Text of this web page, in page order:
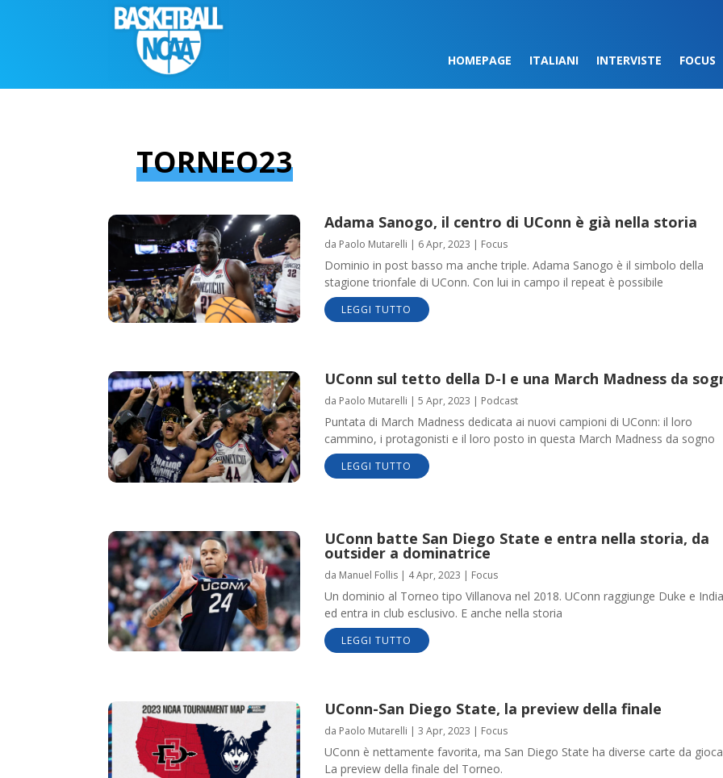
HOMEPAGE ITALIANI INTERVISTE FOCUS
TORNEO23
Adama Sanogo, il centro di UConn è già nella storia
da Paolo Mutarelli | 6 Apr, 2023 | Focus
Dominio in post basso ma anche triple. Adama Sanogo è il simbolo della
stagione trionfale di UConn. Con lui in campo il repeat è possibile
LEGGI TUTTO
UConn sul tetto della D-I e una March Madness da
da Paolo Mutarelli | 5 Apr, 2023 | Podcast
Puntata di March Madness dedicata ai nuovi campioni di UConn: il loro
cammino, i protagonisti e il loro posto in questa March Madness da sogno
LEGGI TUTTO
UConn batte San Diego State e entra nella storia, da
outsider a dominatrice
da Manuel Follis| 4 Apr, 2023 | Focus
Un dominio al Torneo tipo Villanova nel 2018. UConn raggiunge Duke e
ed entra in club esclusivo. E anche nella storia
LEGGI TUTTO
UConn-San Diego State, la preview della finale
da Paolo Mutarelli | 3 Apr, 2023 | Focus
UConn è nettamente favorita, ma San Diego State ha diverse carte da
La preview della finale del Torneo.